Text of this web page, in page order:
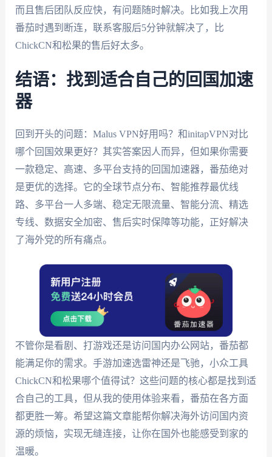
而且售后团队反应快，有问题随时解决。比如我上次用
番茄时遇到断连，联系客服后5分钟就解决了，比
ChickCN和松果的售后好太多。
结语：找到适合自己的回国加速
器
回到开头的问题：Malus VPN好用吗？和initapVPN对比
哪个回国效果更好？其实答案因人而异，但如果你需要
一款稳定、高速、多平台支持的回国加速器，番茄绝对
是更优的选择。它的全球节点分布、智能推荐最优线
路、多平台一人多端、稳定无限流量、智能分流、精选
专线、数据安全加密、售后实时保障等功能，正好解决
了海外党的所有痛点。
不管你是看剧、打游戏还是访问国内办公网站，番茄都
能满足你的需求。手游加速选雷神还是飞驰，小众工具
ChickCN和松果哪个值得试？这些问题的核心都是找到适
合自己的工具，但从我的使用体验来看，番茄在各方面
都更胜一筹。希望这篇文章能帮你解决海外访问国内资
源的烦恼，实现无缝连接，让你在国外也能感受到家的
温暖。